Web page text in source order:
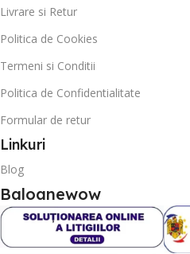
Livrare si Retur
Politica de Cookies
Termeni si Conditii
Politica de Confidentialitate
Formular de retur
Linkuri
Blog
Baloanewow